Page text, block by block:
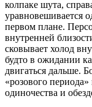
колпаке шута,
уравновешивается
первом плане.
внутренней
сковывает холод
будто в ожидании
двигаться дальше.
«розового
одиночества и